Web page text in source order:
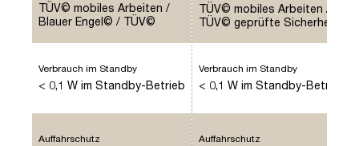
TÜV© mobiles Arbeiten /
Blauer Engel© / TÜV©
Verbrauch im Standby
< 0,1 W im Standby-Betrieb
Auffahrschutz
TÜV© mobiles Arbeiten /
TÜV© geprüfte Sicherheit
Verbrauch im Standby
< 0,1 W im Standby-Betrieb
Auffahrschutz